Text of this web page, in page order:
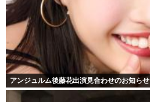
アンジュルム後藤花出演見合わせのお知らせ